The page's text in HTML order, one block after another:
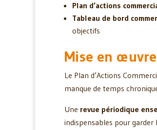
Plan d’actions
Tableau de bord
objectifs
Mise en
Le Plan d’Actions
manque de temps
Une revue périodique
indispensables pour